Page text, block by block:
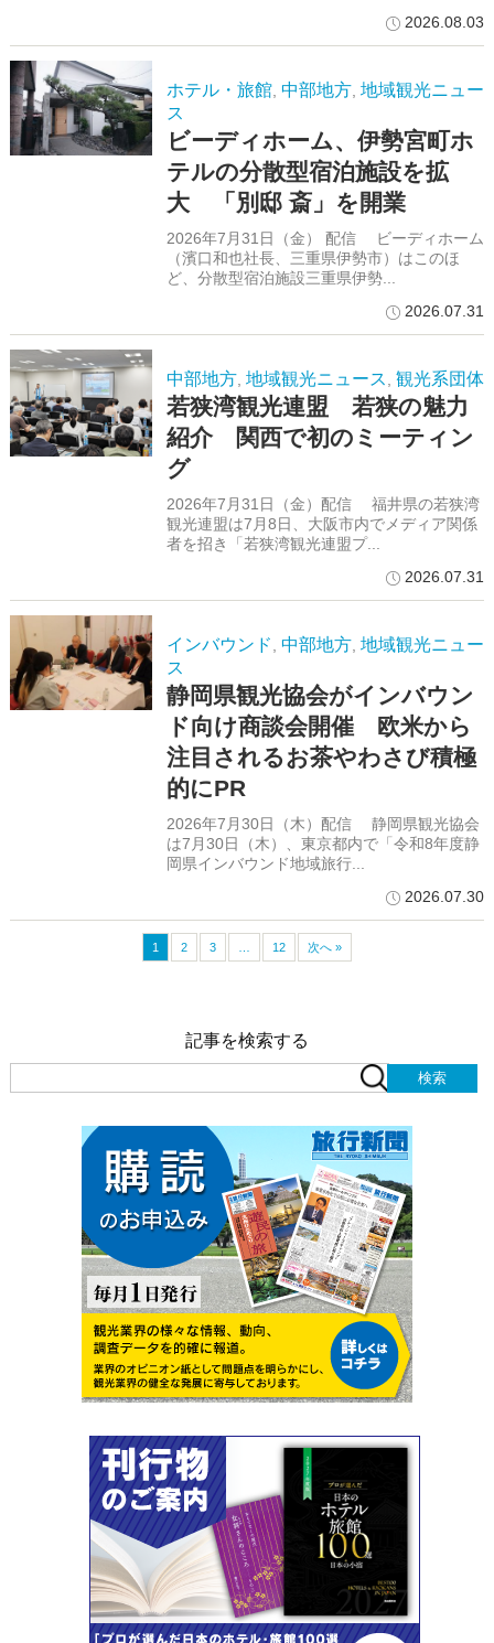
2026.08.03
ホテル・旅館, 中部地方, 地域観光ニュー
ス
ビーディホーム、伊勢宮町ホ
テルの分散型宿泊施設を拡
大 「別邸 斎」を開業
2026年7月31日（金） 配信 ビーディホーム
（濱口和也社長、三重県伊勢市）はこのほ
ど、分散型宿泊施設三重県伊勢...
2026.07.31
中部地方, 地域観光ニュース 観光系団体
若狭湾観光連盟 若狭の魅力
紹介 関西で初のミーティン
グ
2026年7月31日（金）配信 福井県の若狭湾
観光連盟は7月8日、大阪市内でメディア関係
者を招き「若狭湾観光連盟プ...
2026.07.31
インバウンド 中部地方, 地域観光ニュー
ス
静岡県観光協会がインバウン
ド向け商談会開催 欧米から
注目されるお茶やわさび積極
的にPR
2026年7月30日（木）配信 静岡県観光協会
は7月30日（木）、東京都内で「令和8年度静
岡県インバウンド地域旅行...
2026.07.30
1 2 3 12 次へ »
記事を検索する